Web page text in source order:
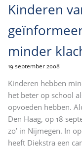
Kinderen
minder
19 september 2008
Kinderen hebben
het beter op school
opvoeden hebben.
Den Haag, op 18
zo’ in Nijmegen. In
heeft Diekstra een